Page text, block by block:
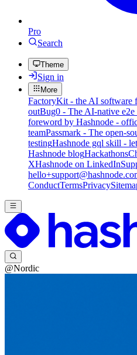
Pro
Search
Theme
Sign in
More
FactoryKit - the AI software
outBug0 - The AI-native e2e
foreword by Hashnode -
teamPassmark - The open-
testingHashnode gql skill -
Hashnode blogHackathons
XHashnode on LinkedIn
ConductTermsPrivacy
@Nordic